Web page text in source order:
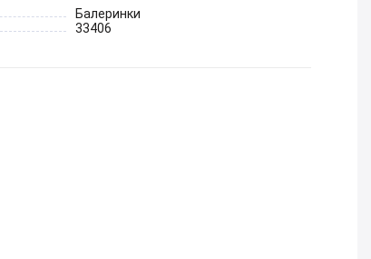
Балеринки
33406